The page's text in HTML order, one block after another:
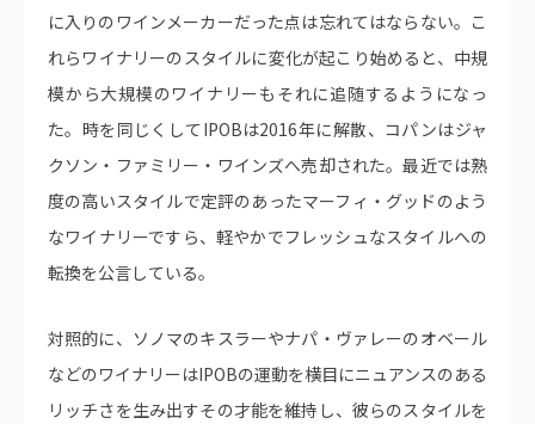
に入りのワインメーカーだった点は忘れてはならない。こ
れらワイナリーのスタイルに変化が起こり始めると、中規
模から大規模のワイナリーもそれに追随するようになっ
た。時を同じくしてIPOBは2016年に解散、コパンはジャ
クソン・ファミリー・ワインズへ売却された。最近では熟
度の高いスタイルで定評のあったマーフィ・グッドのよう
なワイナリーですら、軽やかでフレッシュなスタイルへの
転換を公言している。
対照的に、ソノマのキスラーやナパ・ヴァレーのオベール
などのワイナリーはIPOBの運動を横目にニュアンスのある
リッチさを生み出すその才能を維持し、彼らのスタイルを